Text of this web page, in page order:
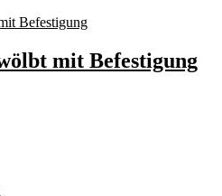
mit Befestigung